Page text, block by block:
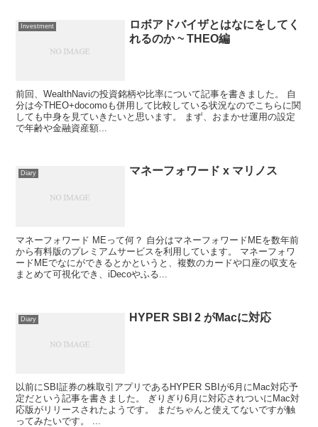
Investment
ロボアドバイザとはなにをしてく
れるのか ~ THEO編
前回、WealthNaviの投資銘柄や比率について記事を書きました。 自
分は今THEO+docomoも併用して比較している状況なのでこちらに関
しても中身を見ていきたいと思います。 まず、おまかせ運用の設定
で年齢や金融資産額...
Diary マネーフォワード x マリノス
マネーフォワード MEって何？ 自分はマネーフォワードMEを数年前
から有料版のプレミアムサービスを利用しています。 マネーフォワ
ードMEでなにができるとかというと、複数のカードや口座の収支を
まとめて可視化でき、iDecoやふる...
Diary HYPER SBI 2 がMacに対応
以前にSBI証券の株取引アプリであるHYPER SBIが6月にMac対応予
定だという記事を書きました。 ぎりぎり6月に対応されついにMac対
応版がリリースされたようです。 まだちゃんと使えてないですが触
ってみたいです。 ...